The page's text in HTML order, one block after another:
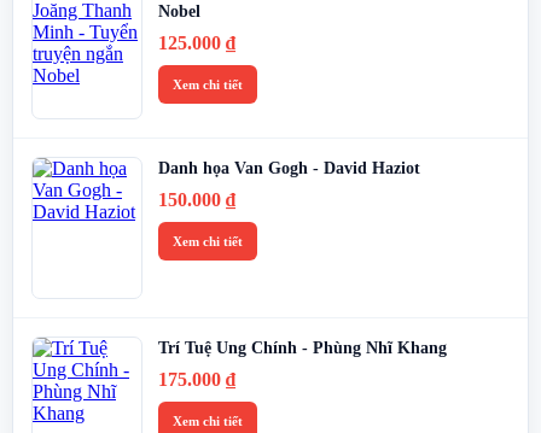
Nobel
125.000 ₫
Xem chi tiết
Danh họa Van Gogh - David Haziot
150.000 ₫
Xem chi tiết
Trí Tuệ Ung Chính - Phùng Nhĩ Khang
175.000 ₫
Xem chi tiết